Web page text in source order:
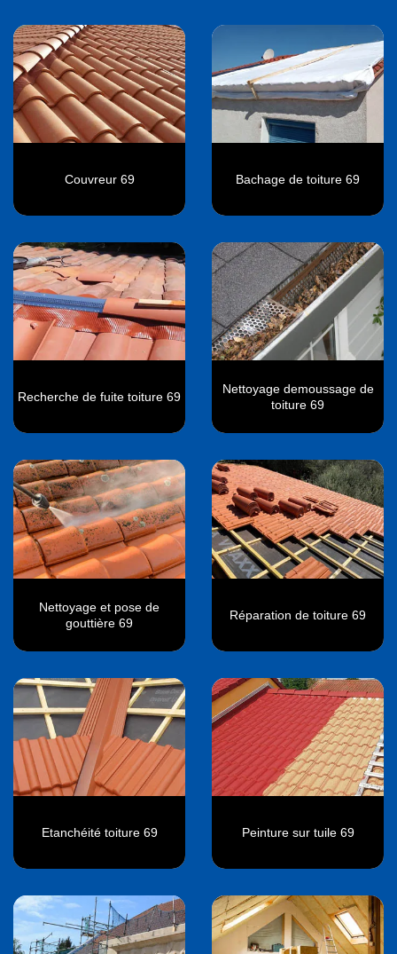
Couvreur 69 Bachage de toiture 69
Recherche de fuite toiture 69
Nettoyage demoussage de
toiture 69
Nettoyage et pose de
gouttière 69
Réparation de toiture 69
Etanchéité toiture 69 Peinture sur tuile 69